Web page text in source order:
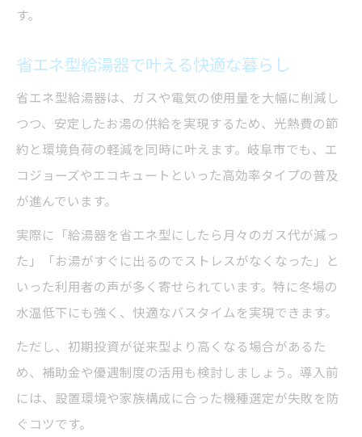
す。
省エネ型給湯器で叶える快適な暮らし
省エネ型給湯器は、ガスや電気の使用量を大幅に削減し
つつ、安定したお湯の供給を実現するため、光熱費の節
約と環境負荷の軽減を同時に叶えます。岐阜市でも、エ
コジョーズやエコキュートといった高効率タイプの普及
が進んでいます。
実際に「給湯器を省エネ型にしたら月々のガス代が減っ
た」「お湯がすぐに出るのでストレスがなくなった」と
いった利用者の声が多く寄せられています。特に冬場の
水温低下にも強く、快適なバスタイムを実現できます。
ただし、初期投資が従来型より高くなる場合があるた
め、補助金や優遇制度の活用も検討しましょう。導入前
には、設置環境や家族構成に合った機種選定が失敗を防
ぐコツです。